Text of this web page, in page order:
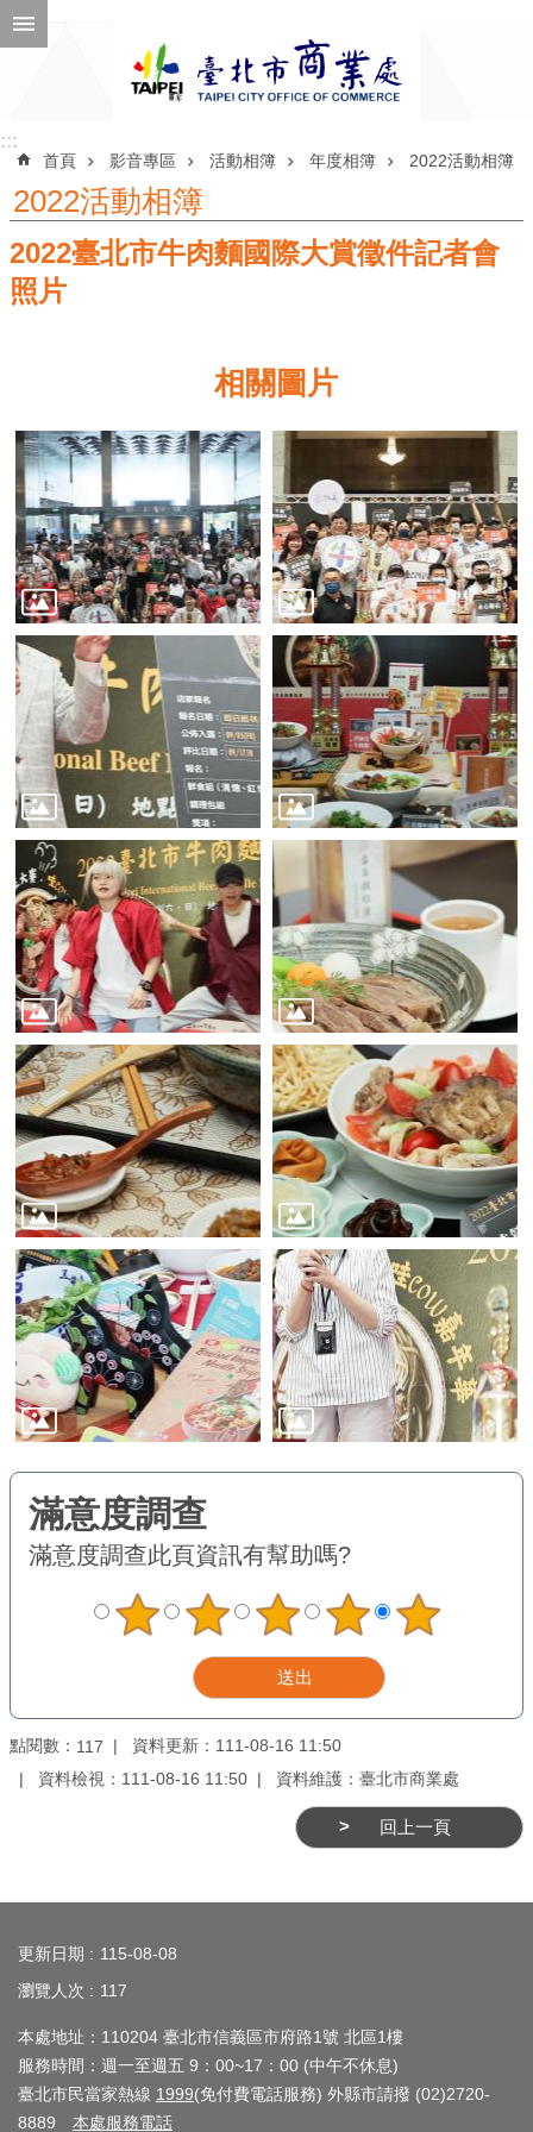
跳到主要內容區塊
公
告
訊
介
紹
業
務
資
訊
上
服
務
公
司
及
商
業
登
記
服
務
商
業
管
理
商
業
發
與
輔
商
圈
廊
音
專
覽
首
頁
::::::
首頁 影音專區 活動相簿 年度相簿 2022活動相簿
2022活動相簿
2022臺北市牛肉麵國際大賞徵件記者會
照片
相關圖片
滿意度調查此頁資訊有幫助嗎?
點閱數： 117
資料更新：111-08-16 11:50
資料檢視：111-08-16 11:50
資料維護：臺北市商業處
回上一頁
更新日期
115-08-08
瀏覽人次
117
本處地址：110204 臺北市信義區市府路1號 北區1樓
服務時間：週一至週五 9：00~17：00 (中午不休息)
臺北市民當家熱線 1999(免付費電話服務) 外縣市請撥 (02)2720-
8889 本處服務電話